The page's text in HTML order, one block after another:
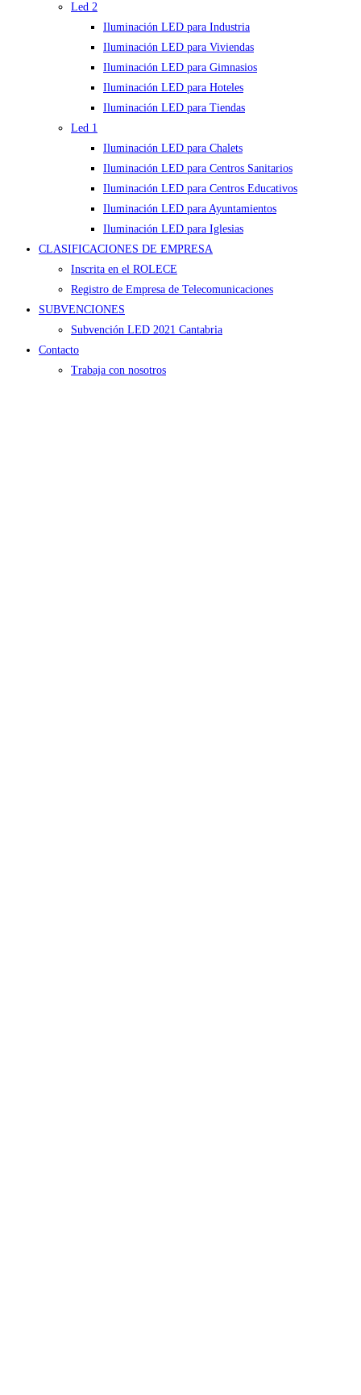
Led 2
Iluminación LED para Industria
Iluminación LED para Viviendas
Iluminación LED para Gimnasios
Iluminación LED para Hoteles
Iluminación LED para Tiendas
Led 1
Iluminación LED para Chalets
Iluminación LED para Centros Sanitarios
Iluminación LED para Centros Educativos
Iluminación LED para Ayuntamientos
Iluminación LED para Iglesias
CLASIFICACIONES DE EMPRESA
Inscrita en el ROLECE
Registro de Empresa de Telecomunicaciones
SUBVENCIONES
Subvención LED 2021 Cantabria
Contacto
Trabaja con nosotros